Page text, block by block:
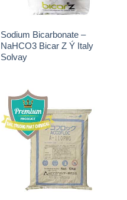
Sodium Bicarbonate –
NaHCO3 Bicar Z Ý Italy
Solvay